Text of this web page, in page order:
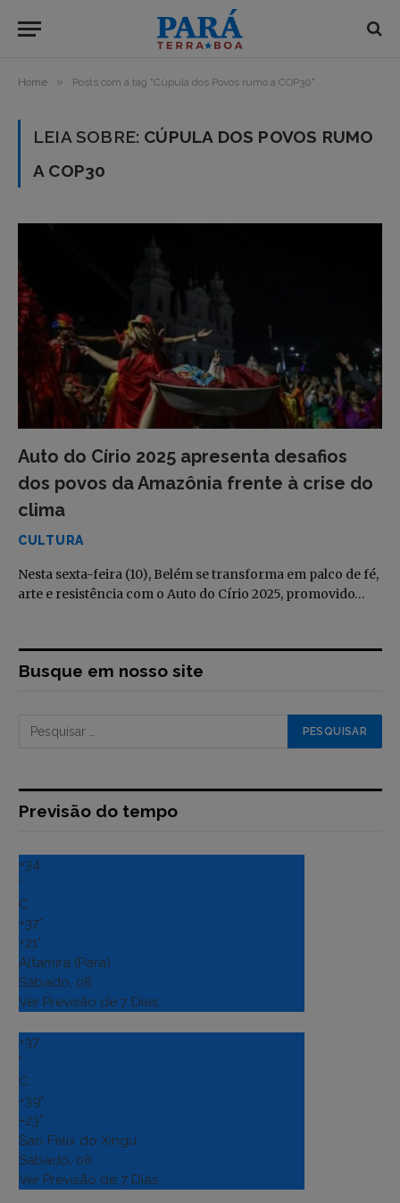
Home » Posts com a tag "Cúpula dos Povos rumo a COP30"
LEIA SOBRE: CÚPULA DOS POVOS RUMO
A COP30
Auto do Círio 2025 apresenta desafios
dos povos da Amazônia frente à crise do
clima
CULTURA
Nesta sexta-feira (10), Belém se transforma em palco de fé,
arte e resistência com o Auto do Círio 2025, promovido…
Busque em nosso site
Previsão do tempo
+34
°
C
+37°
+21°
Altamira (Para)
Sábado, 08
Ver Previsão de 7 Dias
+37
°
C
+39°
+23°
Sao Felix do Xingu
Sábado, 08
Ver Previsão de 7 Dias